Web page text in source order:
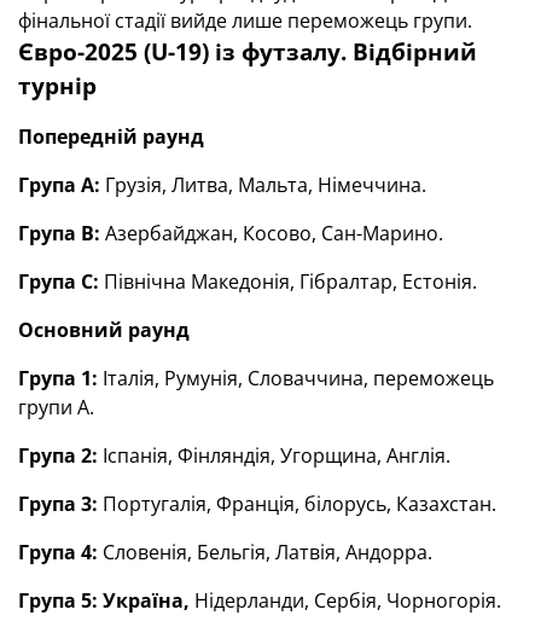
фінальної стадії вийде лише переможець групи.
Євро-2025 (U-19) із футзалу. Відбірний
турнір
Попередній раунд
Група А: Грузія, Литва, Мальта, Німеччина.
Група В: Азербайджан, Косово, Сан-Марино.
Група С: Північна Македонія, Гібралтар, Естонія.
Основний раунд
Група 1: Італія, Румунія, Словаччина, переможець
групи А.
Група 2: Іспанія, Фінляндія, Угорщина, Англія.
Група 3: Португалія, Франція, білорусь, Казахстан.
Група 4: Словенія, Бельгія, Латвія, Андорра.
Група 5: Україна, Нідерланди, Сербія, Чорногорія.